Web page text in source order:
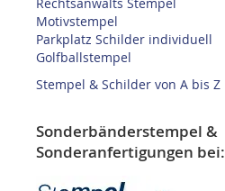
Motivstempel
Parkplatz Schilder individuell
Golfballstempel
Stempel & Schilder von A bis Z
Sonderbänderstempel &
Sonderanfertigungen bei: